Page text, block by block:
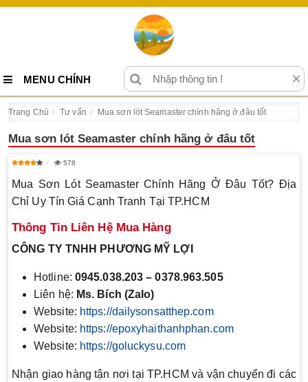
MENU CHÍNH ×
Trang Chủ Tư vấn Mua sơn lót Seamaster chính hãng ở đâu tốt
Mua sơn lót Seamaster chính hãng ở đâu tốt
578
Mua Sơn Lót Seamaster Chính Hãng Ở Đâu Tốt? Địa
Chỉ Uy Tín Giá Cạnh Tranh Tại TP.HCM
Thông Tin Liên Hệ Mua Hàng
CÔNG TY TNHH PHƯƠNG MỸ LỢI
Hotline: 0945.038.203 – 0378.963.505
Liên hệ: Ms. Bích (Zalo)
Website: https://dailysonsatthep.com
Website: https://epoxyhaithanhphan.com
Website: https://goluckysu.com
Nhận giao hàng tận nơi tại TP.HCM và vận chuyển đi các